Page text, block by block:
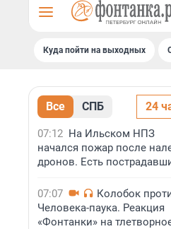
Куда пойти на выходных
Все СПБ 24
07:12 На Ильском НПЗ
начался пожар после
дронов. Есть
07:07
Колобок
Человека-паука. Реакция
«Фонтанки» на